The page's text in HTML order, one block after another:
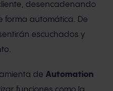
desencadenando
forma automática. De
escuchados y
de Automation